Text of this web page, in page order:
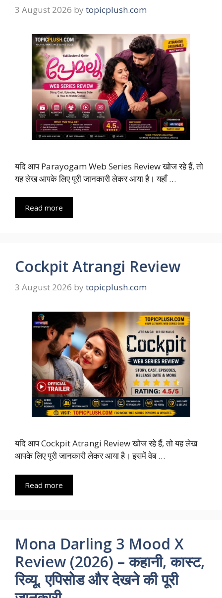
3 August 2026 by topicplush.com
यदि आप Parayogam Web Series Review खोज रहे हैं, तो
यह लेख आपके लिए पूरी जानकारी लेकर आया है। यहाँ …
Read more
Cockpit Atrangi Review
3 August 2026 by topicplush.com
यदि आप Cockpit Atrangi Review खोज रहे हैं, तो यह लेख
आपके लिए पूरी जानकारी लेकर आया है। इसमें वेब …
Read more
Mona Darling 3 Mood X
Review (2026) – कहानी, कास्ट,
रिव्यू, एपिसोड और देखने की पूरी